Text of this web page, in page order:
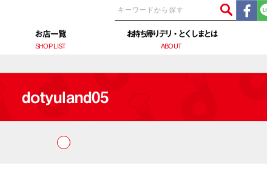
お店一覧
SHOP LIST
お持ち帰りデリ・とくしまとは
ABOUT
dotyuland05